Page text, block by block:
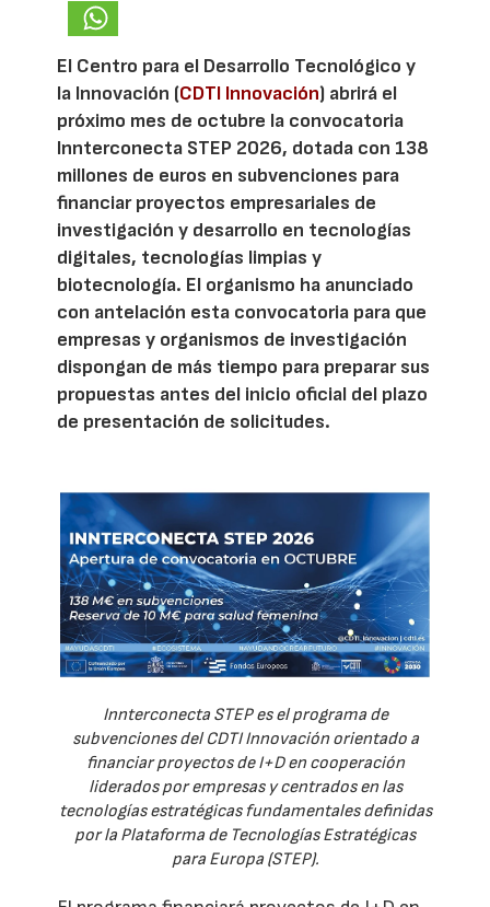
El Centro para el Desarrollo Tecnológico y
la Innovación (CDTI Innovación) abrirá el
próximo mes de octubre la convocatoria
Innterconecta STEP 2026, dotada con 138
millones de euros en subvenciones para
financiar proyectos empresariales de
investigación y desarrollo en tecnologías
digitales, tecnologías limpias y
biotecnología. El organismo ha anunciado
con antelación esta convocatoria para que
empresas y organismos de investigación
dispongan de más tiempo para preparar sus
propuestas antes del inicio oficial del plazo
de presentación de solicitudes.
Innterconecta STEP es el programa de
subvenciones del CDTI Innovación orientado a
financiar proyectos de I+D en cooperación
liderados por empresas y centrados en las
tecnologías estratégicas fundamentales definidas
por la Plataforma de Tecnologías Estratégicas
para Europa (STEP).